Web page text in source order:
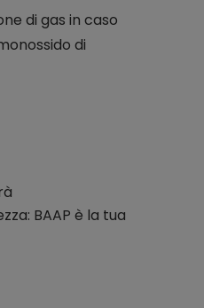
di gas in caso
di
BAAP è la tua